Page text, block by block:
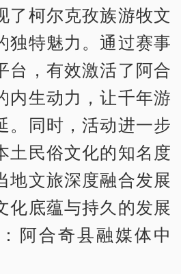
了柯尔克孜族游牧文
独特魅力。通过赛事
台，有效激活了阿合
内生动力，让千年游
。同时，活动进一步
土民俗文化的知名度
地文旅深度融合发展
化底蕴与持久的发展
阿合奇县融媒体中